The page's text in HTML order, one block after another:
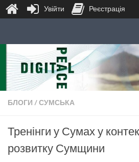
Skip to content
БЛОГИ /СУМСЬКА
Тренінги у Сумах у
розвитку Сумщини
Увійти Реєстрація